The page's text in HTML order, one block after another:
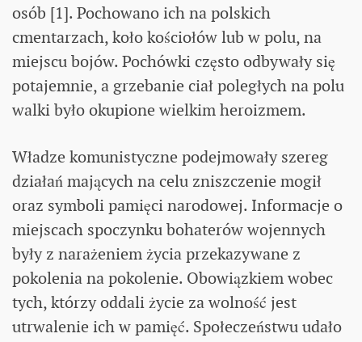
osób [1]. Pochowano ich na polskich
cmentarzach, koło kościołów lub w polu, na
miejscu bojów. Pochówki często odbywały się
potajemnie, a grzebanie ciał poległych na polu
walki było okupione wielkim heroizmem.
Władze komunistyczne podejmowały szereg
działań mających na celu zniszczenie mogił
oraz symboli pamięci narodowej. Informacje o
miejscach spoczynku bohaterów wojennych
były z narażeniem życia przekazywane z
pokolenia na pokolenie. Obowiązkiem wobec
tych, którzy oddali życie za wolność jest
utrwalenie ich w pamięć. Społeczeństwu udało